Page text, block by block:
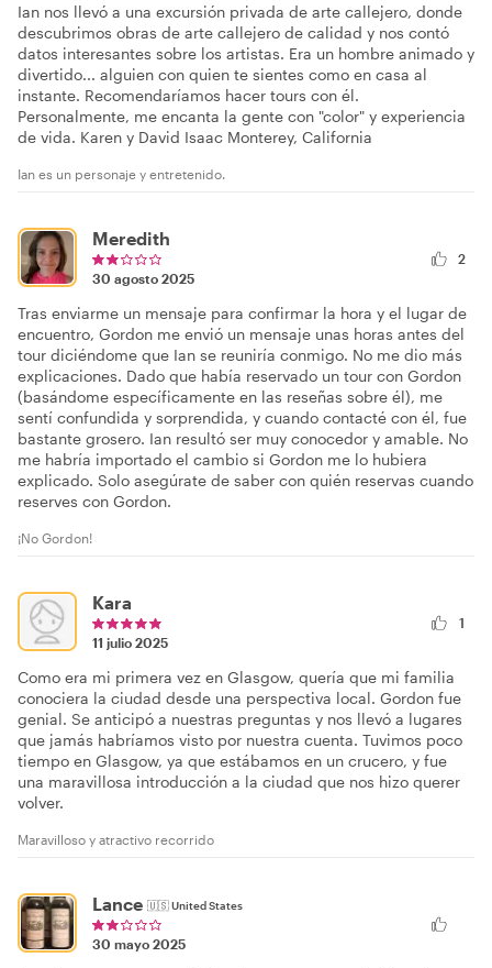
Ian nos llevó a una excursión privada de arte callejero, donde
descubrimos obras de arte callejero de calidad y nos contó
datos interesantes sobre los artistas. Era un hombre animado y
divertido... alguien con quien te sientes como en casa al
instante. Recomendaríamos hacer tours con él.
Personalmente, me encanta la gente con "color" y experiencia
de vida. Karen y David Isaac Monterey, California
Ian es un personaje y entretenido.
Meredith
30 agosto 2025
2
Tras enviarme un mensaje para confirmar la hora y el lugar de
encuentro, Gordon me envió un mensaje unas horas antes del
tour diciéndome que Ian se reuniría conmigo. No me dio más
explicaciones. Dado que había reservado un tour con Gordon
(basándome específicamente en las reseñas sobre él), me
sentí confundida y sorprendida, y cuando contacté con él, fue
bastante grosero. Ian resultó ser muy conocedor y amable. No
me habría importado el cambio si Gordon me lo hubiera
explicado. Solo asegúrate de saber con quién reservas cuando
reserves con Gordon.
¡No Gordon!
Kara
11 julio 2025
1
Como era mi primera vez en Glasgow, quería que mi familia
conociera la ciudad desde una perspectiva local. Gordon fue
genial. Se anticipó a nuestras preguntas y nos llevó a lugares
que jamás habríamos visto por nuestra cuenta. Tuvimos poco
tiempo en Glasgow, ya que estábamos en un crucero, y fue
una maravillosa introducción a la ciudad que nos hizo querer
volver.
Maravilloso y atractivo recorrido
Lance 🇺🇸United States
30 mayo 2025